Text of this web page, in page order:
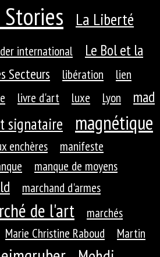
La Liberté
international
Le Bol et la
Secteurs libération lien
livre d'art luxe Lyon
mad
signataire magnétique
enchères manifeste
manque de moyens
marchand d'armes
de l'art
marchés
Marie Christine Raboud
Martin